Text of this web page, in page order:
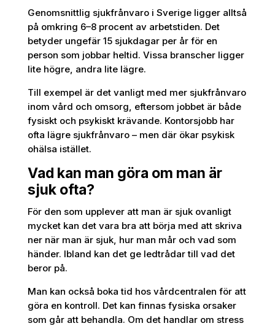
Genomsnittlig sjukfrånvaro i Sverige ligger alltså
på omkring 6–8 procent av arbetstiden. Det
betyder ungefär 15 sjukdagar per år för en
person som jobbar heltid. Vissa branscher ligger
lite högre, andra lite lägre.
Till exempel är det vanligt med mer sjukfrånvaro
inom vård och omsorg, eftersom jobbet är både
fysiskt och psykiskt krävande. Kontorsjobb har
ofta lägre sjukfrånvaro – men där ökar psykisk
ohälsa istället.
Vad kan man göra om man är
sjuk ofta?
För den som upplever att man är sjuk ovanligt
mycket kan det vara bra att börja med att skriva
ner när man är sjuk, hur man mår och vad som
händer. Ibland kan det ge ledtrådar till vad det
beror på.
Man kan också boka tid hos vårdcentralen för att
göra en kontroll. Det kan finnas fysiska orsaker
som går att behandla. Om det handlar om stress